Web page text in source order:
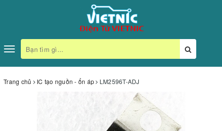
Toggle
navigation
Trang chủ IC tạo nguồn - ổn áp LM2596T-ADJ